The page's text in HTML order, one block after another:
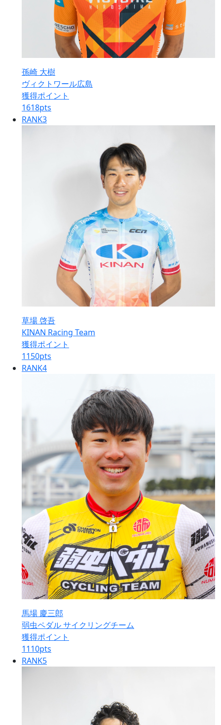
孫崎 大樹
ヴィクトワール広島
獲得ポイント
1618pts
RANK3
草場 啓吾
KINAN Racing Team
獲得ポイント
1150pts
RANK4
馬場 慶三郎
弱虫ペダル サイクリングチーム
獲得ポイント
1110pts
RANK5